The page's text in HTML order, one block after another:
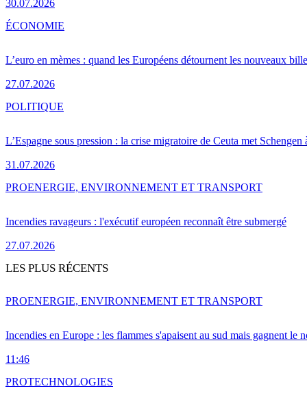
30.07.2026
L’euro en mèmes : quand les Européens détournent les nouveaux
27.07.2026
ÉCONOMIE
L’Espagne sous pression : la crise migratoire de Ceuta met Schengen
31.07.2026
POLITIQUE
Incendies ravageurs : l'exécutif européen reconnaît être submergé
27.07.2026
PROENERGIE, ENVIRONNEMENT ET TRANSPORT
LES PLUS RÉCENTS
Incendies en Europe : les flammes s'apaisent au sud mais gagnent le
11:46
PROENERGIE, ENVIRONNEMENT ET TRANSPORT
PROTECHNOLOGIES